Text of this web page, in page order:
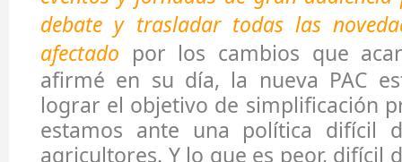
debate y trasladar todas las
afectado por los cambios que
afirmé en su día, la nueva PAC
lograr el objetivo de simplificación
estamos ante una política difícil
agricultores. Y lo que es peor, difícil